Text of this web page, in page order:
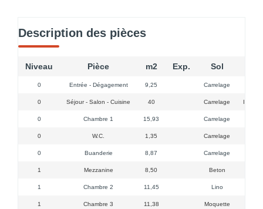
Description des pièces
Niveau Pièce m2 Exp. Sol
0 Entrée - Dégagement 9,25 Carrelage
0 Séjour - Salon - Cuisine 40 Carrelage Insert/
0 Chambre 1 15,93 Carrelage
0 W.C. 1,35 Carrelage
0 Buanderie 8,87 Carrelage
1 Mezzanine 8,50 Beton
1 Chambre 2 11,45 Lino
1 Chambre 3 11,38 Moquette